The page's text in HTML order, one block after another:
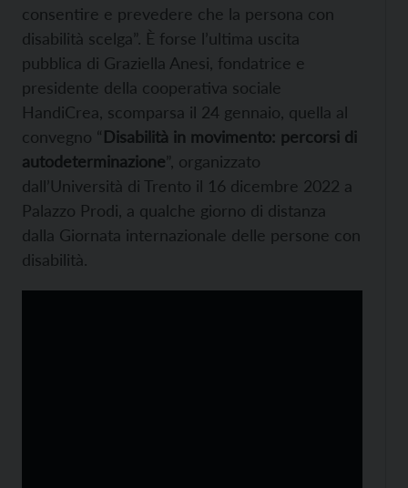
consentire e prevedere che la persona con
disabilità scelga”. È forse l’ultima uscita
pubblica di Graziella Anesi, fondatrice e
presidente della cooperativa sociale
HandiCrea, scomparsa il 24 gennaio, quella al
convegno “Disabilità in movimento: percorsi di
autodeterminazione”, organizzato
dall’Università di Trento il 16 dicembre 2022 a
Palazzo Prodi, a qualche giorno di distanza
dalla Giornata internazionale delle persone con
disabilità.